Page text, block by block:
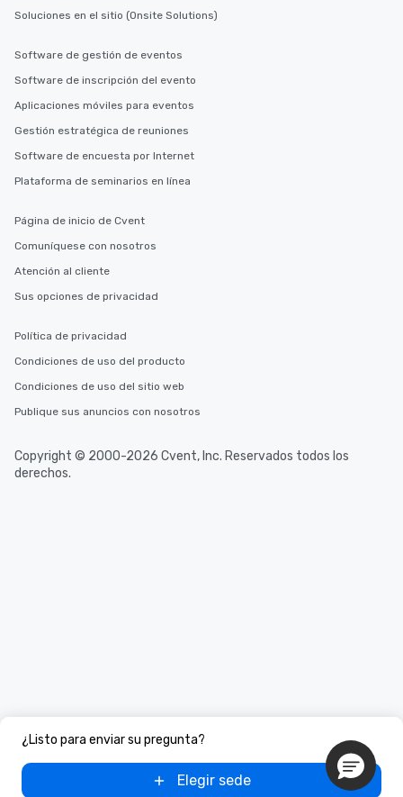
¿Listo para enviar su pregunta?
Elegir sede
Soluciones en el sitio (Onsite Solutions)
Software de gestión de eventos
Software de inscripción del evento
Aplicaciones móviles para eventos
Gestión estratégica de reuniones
Software de encuesta por Internet
Plataforma de seminarios en línea
Página de inicio de Cvent
Comuníquese con nosotros
Atención al cliente
Sus opciones de privacidad
Política de privacidad
Condiciones de uso del producto
Condiciones de uso del sitio web
Publique sus anuncios con nosotros
Copyright © 2000-2026 Cvent, Inc. Reservados todos los
derechos.